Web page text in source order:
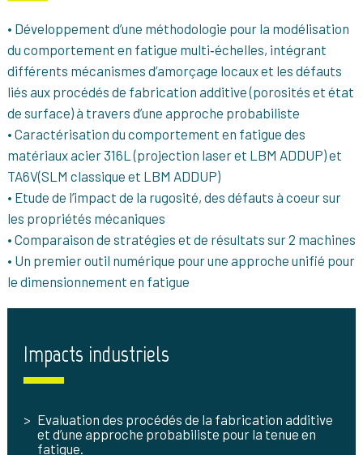
• Développement d’une méthodologie pour la modélisation
du comportement en fatigue multi‐échelles, intégrant
différents mécanismes d’amorçage locaux et les défauts
liés aux procédés de fabrication additive (porosités et état
de surface) à travers d’une approche probabiliste
• Caractérisation du comportement en fatigue des
matériaux acier 316L (projection laser et LBM ADDUP) et
TA6V(SLM classique et LBM ADDUP)
• Etude de l’impact de la rugosité, des défauts à coeur sur
les propriétés mécaniques
• Comparaison de stratégies et de résultats sur 2 machines
• Un premier outil numérique pour une approche unifié pour
le dimensionnement en fatigue
Impacts industriels
Evaluation des procédés de la fabrication additive
et d’une approche probabiliste pour la tenue en
fatigue.